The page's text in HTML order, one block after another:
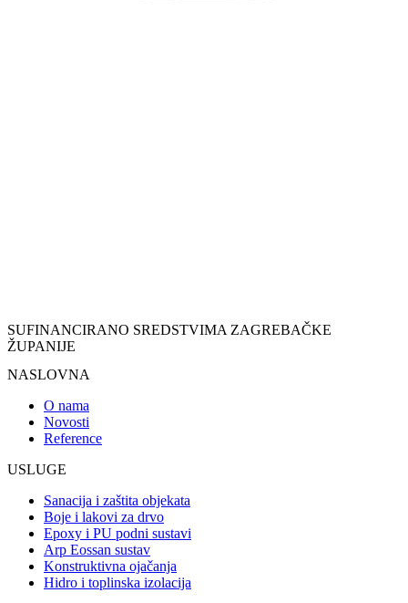
SUFINANCIRANO SREDSTVIMA ZAGREBAČKE
ŽUPANIJE
NASLOVNA
O nama
Novosti
Reference
USLUGE
Sanacija i zaštita objekata
Boje i lakovi za drvo
Epoxy i PU podni sustavi
Arp Eossan sustav
Konstruktivna ojačanja
Hidro i toplinska izolacija